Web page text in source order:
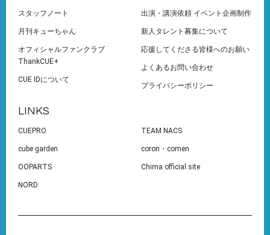
スタッフノート
月刊キューちゃん
オフィシャルファンクラブ
ThankCUE+
CUE IDについて
出演・講演依頼 イベント企画制作
新人タレント募集について
応援してくださる皆様へのお願い
よくあるお問い合わせ
プライバシーポリシー
LINKS
CUEPRO TEAM NACS
cube garden coron・comen
OOPARTS Chima official site
NORD